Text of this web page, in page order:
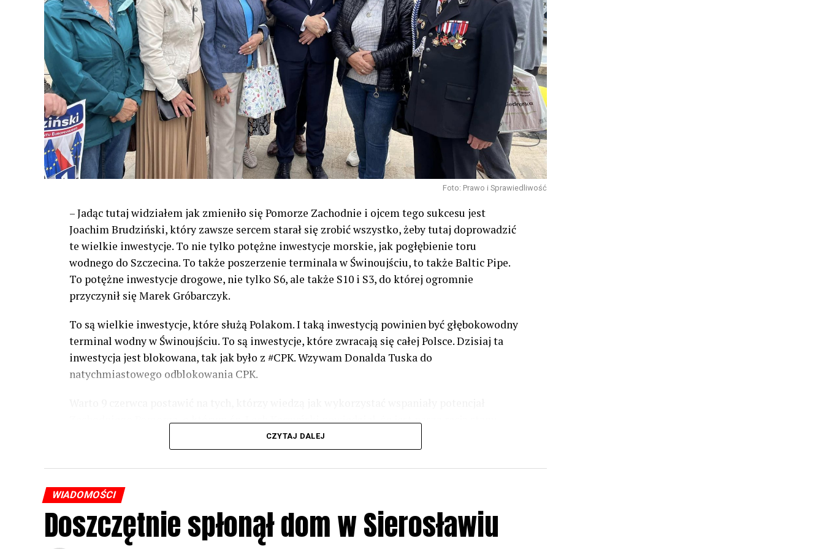
Foto: Prawo i Sprawiedliwość
– Jadąc tutaj widziałem jak zmieniło się Pomorze Zachodnie i ojcem tego sukcesu jest
Joachim Brudziński, który zawsze sercem starał się zrobić wszystko, żeby tutaj doprowadzić
te wielkie inwestycje. To nie tylko potężne inwestycje morskie, jak pogłębienie toru
wodnego do Szczecina. To także poszerzenie terminala w Świnoujściu, to także Baltic Pipe.
To potężne inwestycje drogowe, nie tylko S6, ale także S10 i S3, do której ogromnie
przyczynił się Marek Gróbarczyk.
To są wielkie inwestycje, które służą Polakom. I taką inwestycją powinien być głębokowodny
terminal wodny w Świnoujściu. To są inwestycje, które zwracają się całej Polsce. Dzisiaj ta
inwestycja jest blokowana, tak jak było z #CPK. Wzywam Donalda Tuska do
natychmiastowego odblokowania CPK.
Zachodniego Pomorza, o którym śp. Lech Kaczyński powiedział, że jest naszą racją stanu.
Warto zagłosować na kandydatów PiS 9 czerwca, bo w Europarlamencie będą toczyły się
dyskusje, które mają ogromny wpływ na Polskę. Naszą listę na Zachodnim Pomorzu otwiera
Joachim Brudziński. Gorąco proszę o oddanie głosu na listę PiS – powiedział Wiceprezes PiS
Mateusz Morawiecki w #Wolin.
– Dziękuję Pani Premierowi Morawieckiemu za słowa, które przywołał. Słowa osoby, bez
której naszego środowiska politycznego by nie było. Mam na myśli tutaj świętej pamięci
CZYTAJ DALEJ
WIADOMOŚCI
Doszczętnie spłonął dom w Sierosławiu